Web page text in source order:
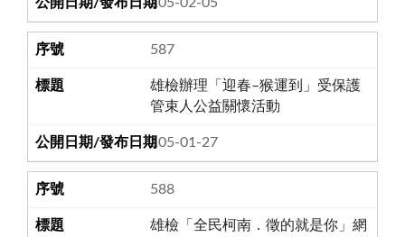
587
雄檢辦理「迎春–猴運到」受保護
管束人公益關懷活動
105-01-27
588
雄檢「全民柯南．徵的就是你」網